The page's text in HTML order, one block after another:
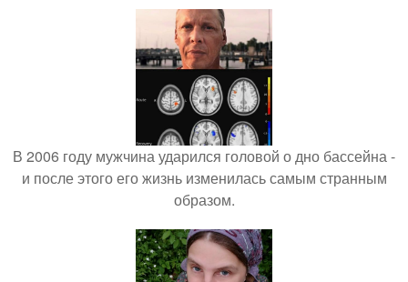
В 2006 году мужчина ударился головой о дно бассейна -
и после этого его жизнь изменилась самым странным
образом.